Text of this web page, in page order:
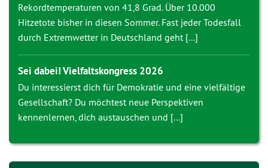
Rekordtemperaturen von 41,8 Grad. Über 10.000
Hitzetote bisher in diesen Sommer. Fast jeder Todesfall
durch Extremwetter in Deutschland geht [...]
Sei dabei! Vielfaltskongress 2026
Du interessierst dich für Demokratie und eine vielfältige
Gesellschaft? Du möchtest neue Perspektiven
kennenlernen, dich austauschen und [...]